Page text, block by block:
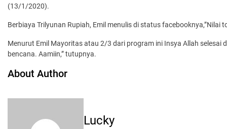
(13/1/2020).
Berbiaya Trilyunan Rupiah, Emil menulis di status
Menurut Emil Mayoritas atau 2/3 dari program ini Insya Allah selesai
bencana. Aamiin,” tutupnya.
About Author
Lucky